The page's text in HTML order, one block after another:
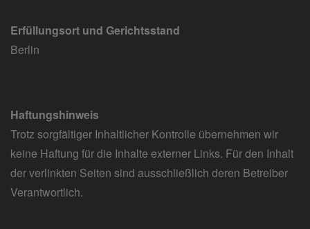
Erfüllungsort und Gerichtsstand
Berlin
Haftungshinweis
Trotz sorgfältiger Inhaltlicher Kontrolle übernehmen wir
keine Haftung für die Inhalte externer Links. Für den Inhalt
der verlinkten Seiten sind ausschließlich deren Betreiber
Verantwortlich.